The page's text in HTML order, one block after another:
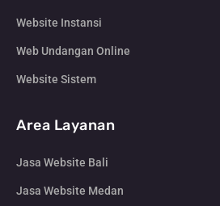
Website Instansi
Web Undangan Online
Website Sistem
Area Layanan
Jasa Website Bali
Jasa Website Medan